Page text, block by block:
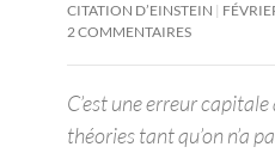
CITATION D’EINSTEIN
2 COMMENTAIRES
C’est une erreur
théories tant qu’on n’a